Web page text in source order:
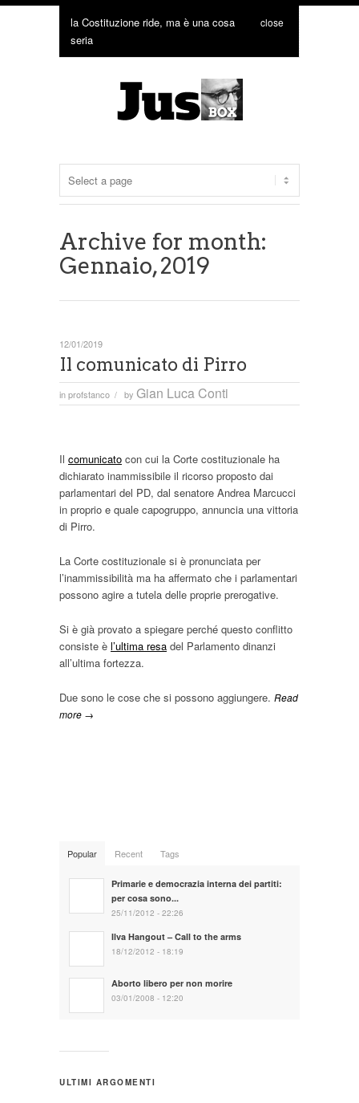
la Costituzione ride, ma è una cosa
seria
close
Archive for month:
Gennaio, 2019
Il comunicato di Pirro
inprofstanco / by Gian Luca Conti
12/01/2019
Il comunicato con cui la Corte costituzionale ha
dichiarato inammissibile il ricorso proposto dai
parlamentari del PD, dal senatore Andrea Marcucci
in proprio e quale capogruppo, annuncia una vittoria
di Pirro.
La Corte costituzionale si è pronunciata per
l’inammissibilità ma ha affermato che i parlamentari
possono agire a tutela delle proprie prerogative.
Si è già provato a spiegare perché questo conflitto
consiste è l’ultima resa del Parlamento dinanzi
all’ultima fortezza.
Due sono le cose che si possono aggiungere. Read
more →
Popular Recent Tags
Primarie e democrazia interna dei partiti:
per cosa sono...
25/11/2012 - 22:26
Ilva Hangout – Call to the arms
18/12/2012 - 18:19
Aborto libero per non morire
03/01/2008 - 12:20
ULTIMI ARGOMENTI